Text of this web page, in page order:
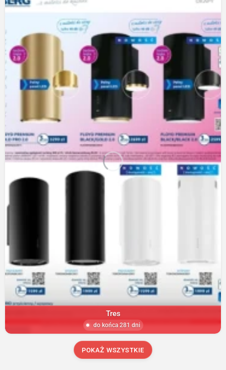
Tres
do końca 281 dni
POKAŻ WSZYSTKIE